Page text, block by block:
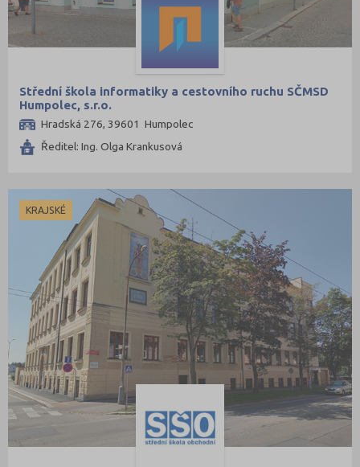
Střední škola informatiky a cestovního ruchu SČMSD
Humpolec, s.r.o.
Hradská 276, 39601 Humpolec
Ředitel: Ing. Olga Krankusová
KRAJSKÉ